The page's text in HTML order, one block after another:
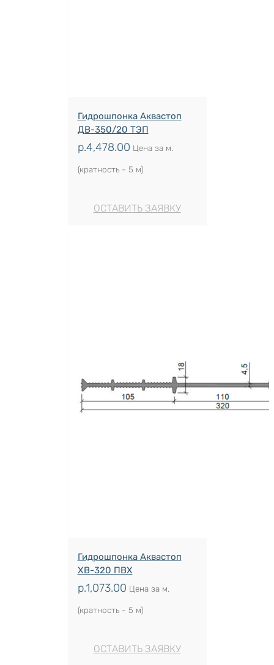
Гидрошпонка Аквастоп
ДВ-350/20 ТЭП
р.4,478.00 Цена за м.
(кратность - 5 м)
ОСТАВИТЬ ЗАЯВКУ
Гидрошпонка Аквастоп
ХВ-320 ПВХ
р.1,073.00 Цена за м.
(кратность - 5 м)
ОСТАВИТЬ ЗАЯВКУ